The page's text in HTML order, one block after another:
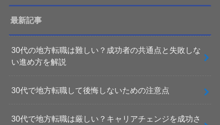
最新記事
30代の地方転職は難しい？成功者の共通点と失敗しな
い進め方を解説
30代で地方転職して後悔しないための注意点
30代で地方転職は厳しい？キャリアチェンジを成功さ